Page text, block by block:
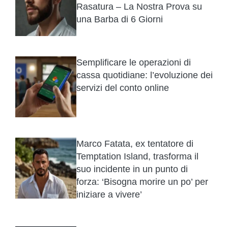
Rasatura – La Nostra Prova su
una Barba di 6 Giorni
Semplificare le operazioni di
cassa quotidiane: l’evoluzione dei
servizi del conto online
Marco Fatata, ex tentatore di
Temptation Island, trasforma il
suo incidente in un punto di
forza: ‘Bisogna morire un po’ per
iniziare a vivere’